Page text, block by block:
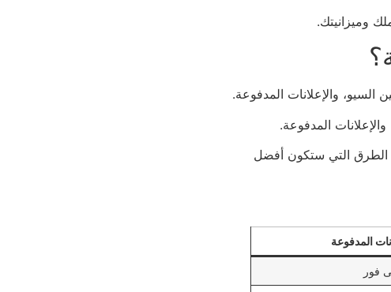
وميزانيتك.
السيو، والإعلانات المدفوعة.
المدفوعة.
الطرق التي ستكون أفضل
المدفوعة
فور